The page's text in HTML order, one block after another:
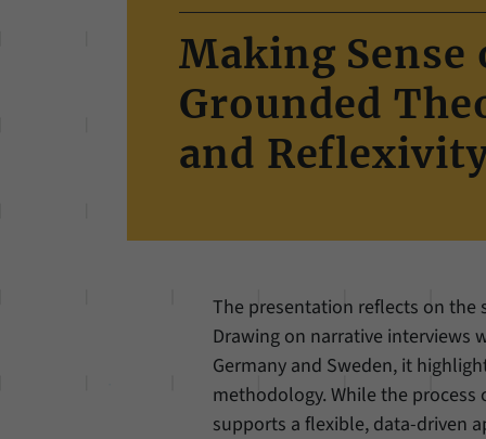
Making Sense
Grounded
and
The presentation reflects on the
Drawing on narrative interviews
Germany and Sweden, it
methodology. While the
supports a flexible, data-driven